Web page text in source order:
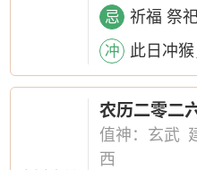
忌 祈福 祭
冲 此日冲
农历二零二
值神：玄武
西